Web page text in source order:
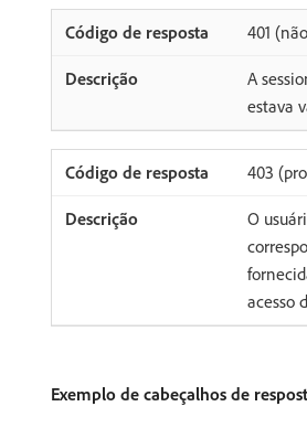
401
A
estava
403
O
acesso
Exemplo de cabeçalhos de